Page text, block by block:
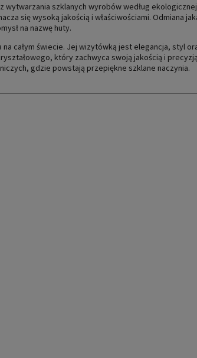
wytwarzania szklanych wyrobów według
się wysoką jakością i właściwościami. Odmiana
na nazwę huty.
na całym świecie. Jej wizytówką jest elegancja, styl
który zachwyca swoją jakością i
gdzie powstają przepiękne szklane naczynia.